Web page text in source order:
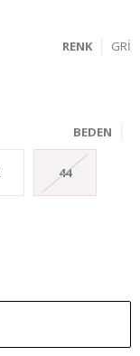
GRI
RENK
BEDEN
44